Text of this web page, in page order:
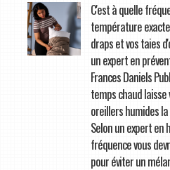
C'est à quelle
température
draps et vos taies
un expert en
Frances Daniels
temps chaud laisse
oreillers humides
Selon un expert en
fréquence vous
pour éviter un